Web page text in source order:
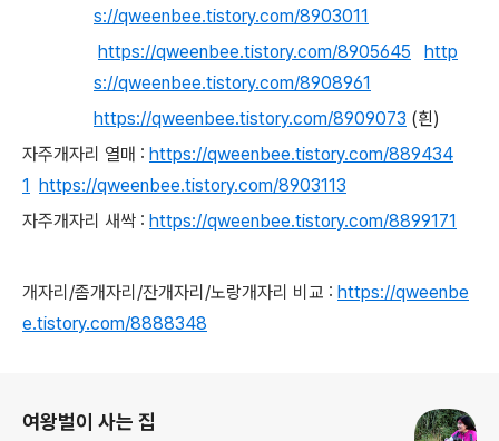
s://qweenbee.tistory.com/8903011
https://qweenbee.tistory.com/8905645
http
s://qweenbee.tistory.com/8908961
https://qweenbee.tistory.com/8909073 (흰)
자주개자리 열매 : https://qweenbee.tistory.com/889434
1 https://qweenbee.tistory.com/8903113
자주개자리 새싹 : https://qweenbee.tistory.com/8899171
개자리/좀개자리/잔개자리/노랑개자리 비교 : https://qweenbe
e.tistory.com/8888348
여왕벌이 사는 집